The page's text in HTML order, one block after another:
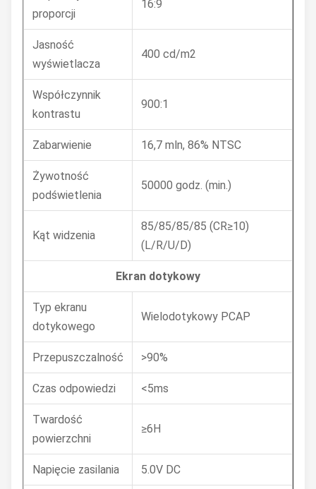
proporcji
16:9
Jasność
wyświetlacza
400 cd/m2
Współczynnik
kontrastu
900:1
Zabarwienie 16,7 mln, 86% NTSC
Żywotność
podświetlenia
50000 godz. (min.)
Kąt widzenia
85/85/85/85 (CR≥10)
(L/R/U/D)
Ekran dotykowy
Typ ekranu
dotykowego
Wielodotykowy PCAP
Przepuszczalność >90%
Czas odpowiedzi <5ms
Twardość
powierzchni
≥6H
Napięcie zasilania 5.0V DC